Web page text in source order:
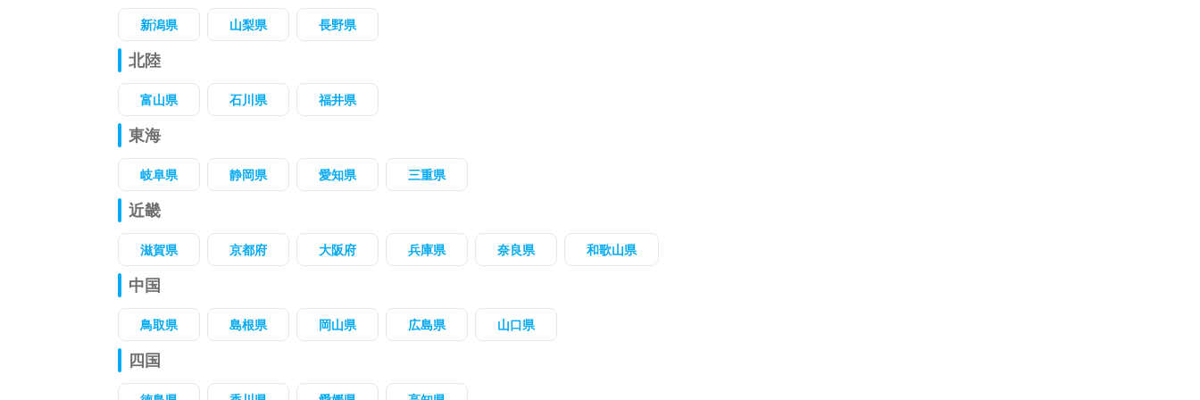
新潟県 山梨県 長野県
北陸
富山県 石川県 福井県
東海
岐阜県 静岡県 愛知県 三重県
近畿
滋賀県 京都府 大阪府 兵庫県 奈良県 和歌山県
中国
鳥取県 島根県 岡山県 広島県 山口県
四国